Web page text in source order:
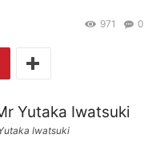
0
971
Iwatsuki